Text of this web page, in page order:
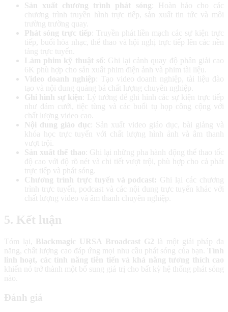
Sản xuất chương trình phát sóng : Hoàn hảo cho các
chương trình truyền hình trực tiếp, sản xuất tin tức và môi
trường trường quay.
Phát sóng trực tiếp : Truyền phát liền mạch các sự kiện trực
tiếp, buổi hòa nhạc, thể thao và hội nghị trực tiếp lên các nền
tảng trực tuyến.
Làm phim kỹ thuật số : Ghi lại cảnh quay độ phân giải cao
6K phù hợp cho sản xuất phim điện ảnh và phim tài liệu.
Video doanh nghiệp : Tạo video doanh nghiệp, tài liệu đào
tạo và nội dung quảng bá chất lượng chuyên nghiệp.
Ghi hình sự kiện
: Lý tưởng để ghi hình các sự kiện trực tiếp
như đám cưới, tiệc tùng và các buổi tụ họp công cộng với
chất lượng video cao.
Nội dung giáo dục
: Sản xuất video giáo dục, bài giảng và
khóa học trực tuyến với chất lượng hình ảnh và âm thanh
vượt trội.
Sản xuất thể thao : Ghi lại những pha hành động thể thao tốc
độ cao với độ rõ nét và chi tiết vượt trội, phù hợp cho cả phát
trực tiếp và phát sóng.
Chương trình trực tuyến và podcast: Ghi lại các chương
trình trực tuyến, podcast và các nội dung trực tuyến khác với
chất lượng video và âm thanh chuyên nghiệp.
5. Kết luận
Tóm lại, Blackmagic URSA Broadcast G2 là một giải pháp đa
năng, chất lượng cao đáp ứng mọi nhu cầu phát sóng của bạn.
Tính
linh hoạt, các tính năng tiên tiến và khả năng tương thích cao
khiến nó trở thành một bổ sung giá trị cho bất kỳ hệ thống phát sóng
nào.
Đánh giá